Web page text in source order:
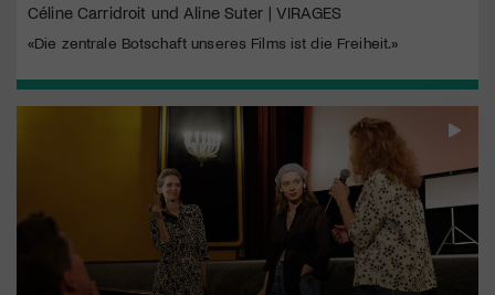
Céline Carridroit und Aline Suter | VIRAGES
«Die zentrale Botschaft unseres Films ist die Freiheit.»